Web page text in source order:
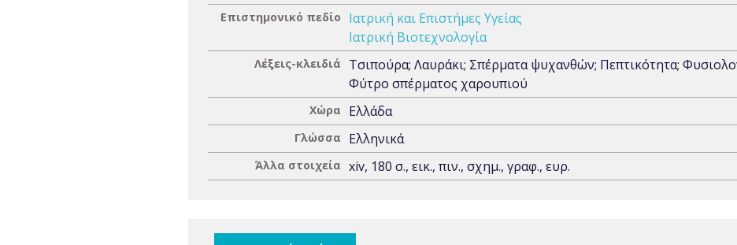
Επιστημονικό πεδίο
Ιατρική και Επιστήμες Υγείας
Ιατρική Βιοτεχνολογία
Λέξεις-κλειδιά
Τσιπούρα; Λαυράκι; Σπέρματα ψυχανθών; Πεπτικότητα;
Φύτρο σπέρματος χαρουπιού
Χώρα Ελλάδα
Γλώσσα Ελληνικά
Άλλα στοιχεία xiv, 180 σ., εικ., πιν., σχημ., γραφ., ευρ.